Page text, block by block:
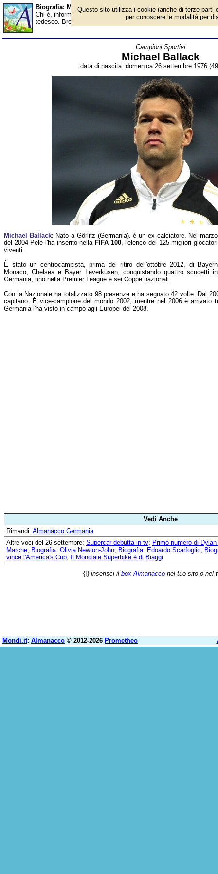
Biografia: Michael Ballack - età - Almanacco
Chi è, informazioni, foto, qual è la data di nascita, età, dove è
tedesco. Breve biografia. Voce dell'Almanacco.
Campioni Sportivi
Michael Ballack
data di nascita: domenica 26 settembre 1976
Michael Ballack: Nato a Görlitz (Germania), è un ex calciatore. Nel marzo
del 2004 Pelé l'ha inserito nella FIFA 100, l'elenco dei 125 migliori giocatori
viventi.
È stato un centrocampista, prima del ritiro dell'ottobre 2012, di Bayern
Monaco, Chelsea e Bayer Leverkusen, conquistando quattro scudetti in
Germania, uno nella Premier League e sei Coppe nazionali.
Con la Nazionale ha totalizzato 98 presenze e ha segnato 42 volte. Dal
capitano. È vice-campione del mondo 2002, mentre nel 2006 è arrivato
Germania l'ha visto in campo agli Europei del 2008.
Vedi Anche
Rimandi: Almanacco Germania
Altre voci del 26 settembre: Supercar debutta in tv; Primo numero di Dylan
Marche; Biografia: Olivia Newton-John; Biografia: Edoardo Scarfoglio;
vince l'America's Cup; Il Mondiale Superbike è di Biaggi
{!} inserisci il box Almanacco nel tuo sito o nel
Mondi.it: Almanacco © 2012-2026 Prometheo
Questo sito utilizza i cookie (anche di terze parti
per conoscere le modalità per